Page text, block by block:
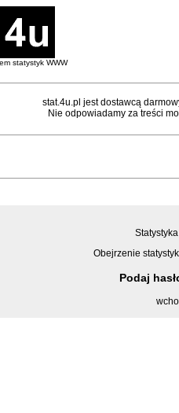
statystyk WWW
stat.4u.pl jest dostawcą
Nie odpowiadamy za treści
Obejrzenie
Podaj